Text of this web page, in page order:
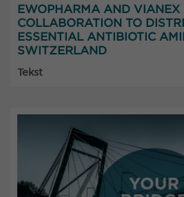
EWOPHARMA AND VIANEX
COLLABORATION TO
ESSENTIAL ANTIBIOTIC
SWITZERLAND
Tekst